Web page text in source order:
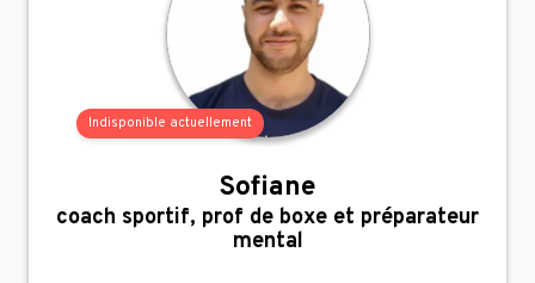
Indisponible actuellement
Sofiane
,
coach sportif, prof de boxe et préparateur
mental